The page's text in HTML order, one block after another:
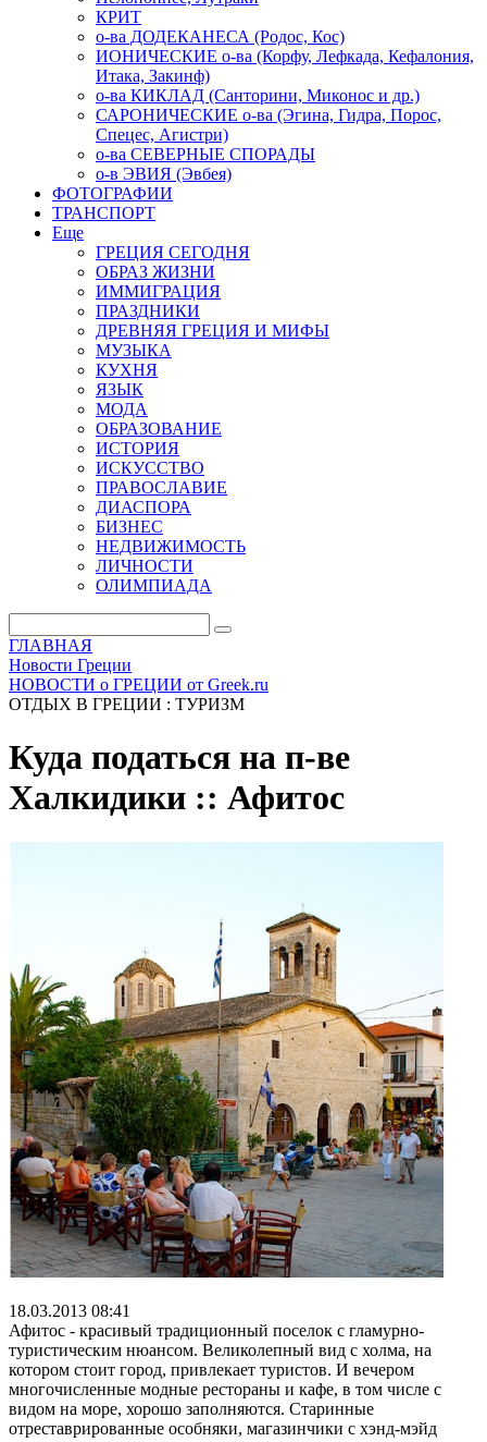
КРИТ
о-ва ДОДЕКАНЕСА (Родос, Кос)
ИОНИЧЕСКИЕ о-ва (Корфу, Лефкада, Кефалония,
Итака, Закинф)
о-ва КИКЛАД (Санторини, Миконос и др.)
САРОНИЧЕСКИЕ о-ва (Эгина, Гидра, Порос,
Спецес, Агистри)
о-ва СЕВЕРНЫЕ СПОРАДЫ
о-в ЭВИЯ (Эвбея)
ФОТОГРАФИИ
ТРАНСПОРТ
Еще
ГРЕЦИЯ СЕГОДНЯ
ОБРАЗ ЖИЗНИ
ИММИГРАЦИЯ
ПРАЗДНИКИ
ДРЕВНЯЯ ГРЕЦИЯ И МИФЫ
МУЗЫКА
КУХНЯ
ЯЗЫК
МОДА
ОБРАЗОВАНИЕ
ИСТОРИЯ
ИСКУССТВО
ПРАВОСЛАВИЕ
ДИАСПОРА
БИЗНЕС
НЕДВИЖИМОСТЬ
ЛИЧНОСТИ
ОЛИМПИАДА
ГЛАВНАЯ
Новости Греции
НОВОСТИ о ГРЕЦИИ от Greek.ru
ОТДЫХ В ГРЕЦИИ : ТУРИЗМ
Куда податься на п-ве
Халкидики :: Афитос
18.03.2013 08:41
Афитос - красивый традиционный поселок с гламурно-
туристическим нюансом. Великолепный вид с холма, на
котором стоит город, привлекает туристов. И вечером
многочисленные модные рестораны и кафе, в том числе с
видом на море, хорошо заполняются. Старинные
отреставрированные особняки, магазинчики с хэнд-мэйд